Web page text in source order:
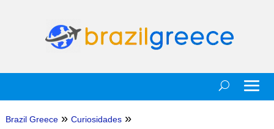
Brazil Greece » Curiosidades »